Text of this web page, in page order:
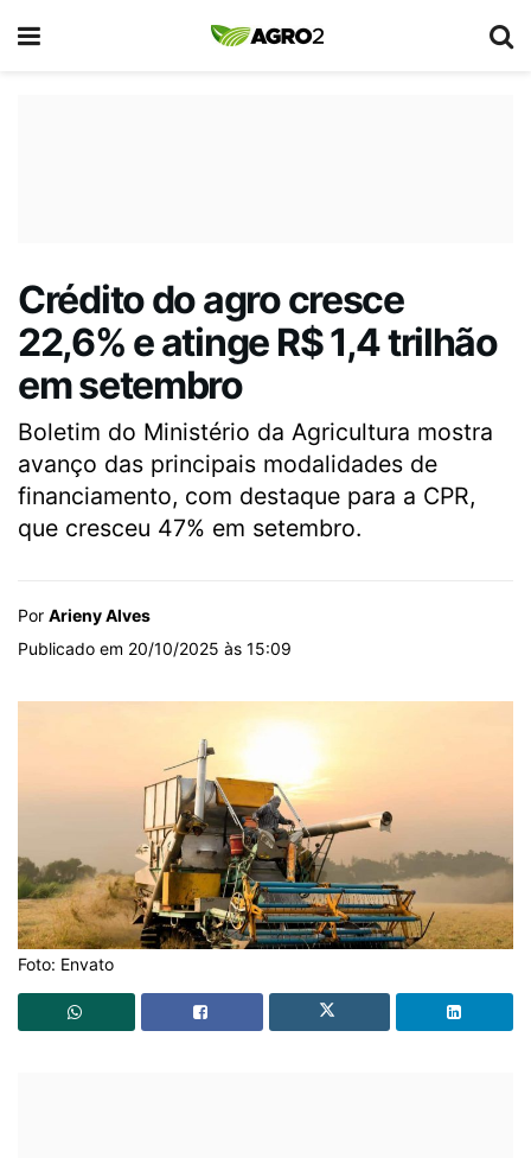
Crédito do agro cresce
22,6% e atinge R$ 1,4 trilhão
em setembro
Boletim do Ministério da Agricultura mostra
avanço das principais modalidades de
financiamento, com destaque para a CPR,
que cresceu 47% em setembro.
Por Arieny Alves
Publicado em 20/10/2025 às 15:09
Foto: Envato